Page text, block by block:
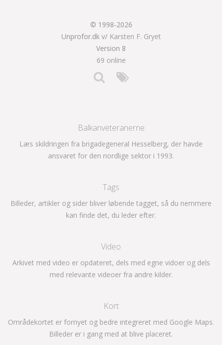
© 1998-2026
Unprofor.dk v/ Karsten F. Gryet
Version 8
69 online
Balkanveteranerne
Læs skildringen fra brigadegeneral Hesselberg, der havde
ansvaret for den nordlige sektor i 1993.
Tags
Billeder, artikler og sider bliver løbende tagget, så du nemmere
kan finde det, du leder efter.
Video
Arkivet med video er opdateret, dels med egne vidoer og dels
med relevante videoer fra andre kilder.
Kort
Områdekortet er fornyet og bedre integreret med Google Maps.
Billeder er i gang med at blive placeret.